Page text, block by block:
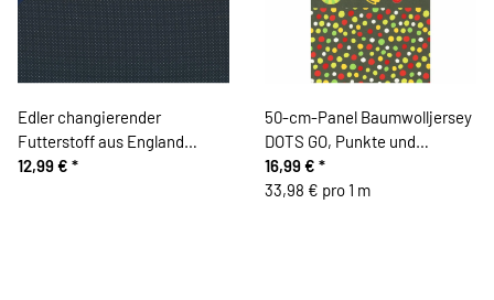
Edler changierender
Futterstoff aus England
LINING, Mini-Dots,
12,99 € *
50-cm-Panel Baumwolljersey
DOTS GO, Punkte und
Rennautos, olive, Hilco
16,99 € *
33,98 € pro 1 m